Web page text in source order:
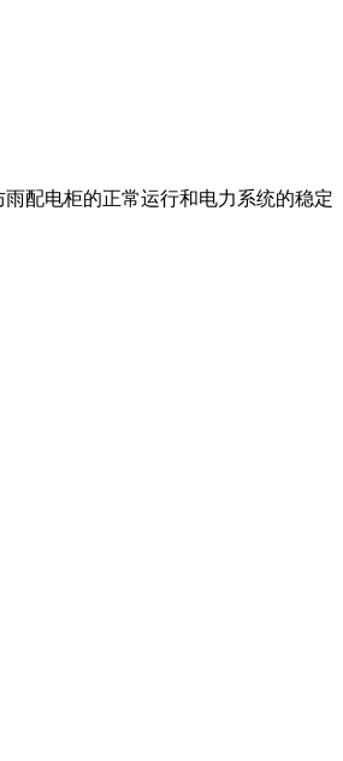
配电柜的正常运行和电力系统的稳定